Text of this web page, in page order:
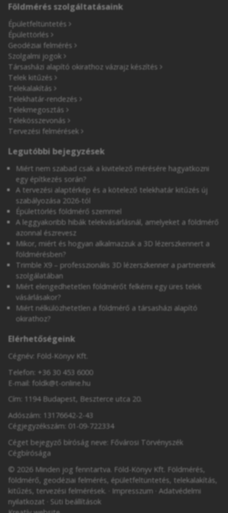
Földmérés szolgáltatásaink
Épületfeltüntetés
Épülettörlés
Geodéziai felmérés
Szolgalmi jogok
Társasházi alapító okirathoz vázrajz készítés
Telek kitűzés
Telekalakítás
Telekhatár-rendezés
Telekmegosztás
Telekösszevonás
Tervezési felmérések
Legutóbbi bejegyzések
Miért nem szabad csak a kivitelező mérésére hagyatkozni
egy építkezés során?
A tervezési alaptérkép és a kötelező telekhatár kitűzés új
szabályozása 2026-tól
Épülettörlés földmérő szemmel
A leggyakoribb hibák telekvásárlásnál, amelyeket a földmérő
azonnal észrevesz
Mikor, miért és hogyan alkalmazzuk a 3D lézerszkennert a
földmérésben?
Trimble X9 – professzionális 3D lézerszkenner a partnereink
szolgálatában
Miért elengedhetetlen földmérőt felkérni egy üres telek
vásárlásakor?
Miért nélkülözhetetlen a földmérő a társasházi alapító
okirathoz?
Elérhetőségeink
Cégnév: Föld-Könyv Kft.
Telefon: +36 30 453 6000
E-mail: foldk@t-online.hu
Cím: 1194 Budapest, Beszterce utca 20.
Adószám: 13176642-2-43
Cégjegyzékszám: 01-09-722334
Céget bejegyző bíróság neve: Fővárosi Törvényszék
Cégbírósága
© 2026 Minden jog fenntartva. Föld-Könyv Kft. Földmérés,
földmérő, geodéziai felmérés, épületfeltüntetés, telekalakítás,
kitűzés, tervezési felmérések.
Impresszum
Adatvédelmi
nyilatkozat
Süti beállítások